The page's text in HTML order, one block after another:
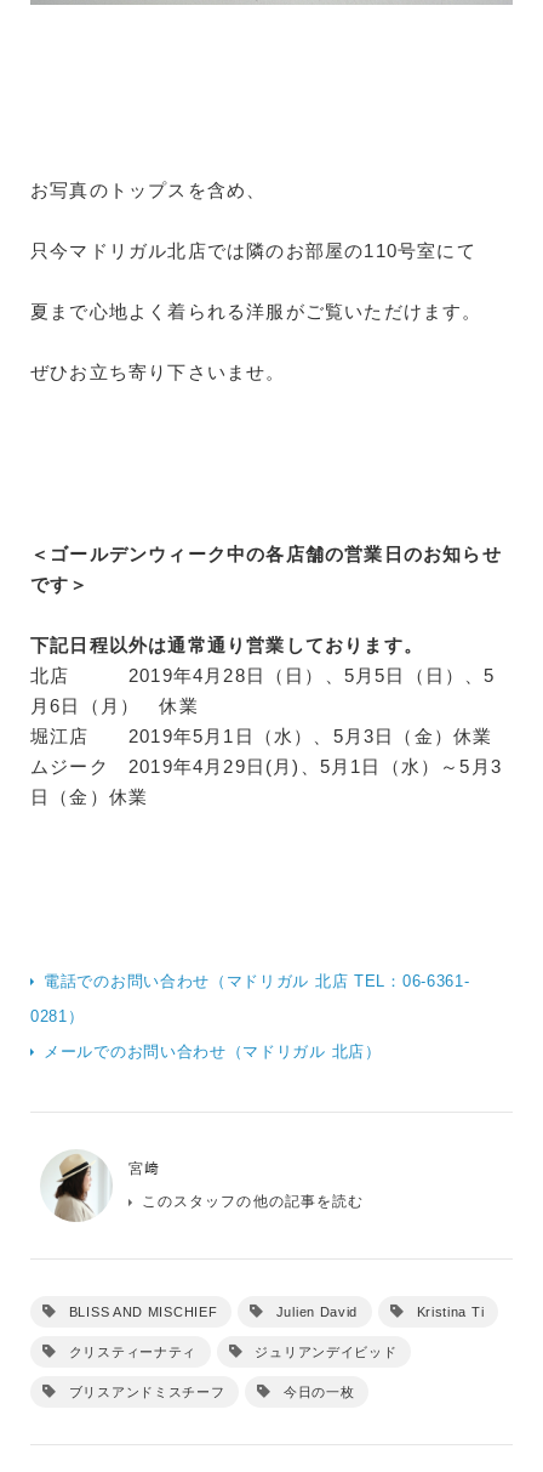
お写真のトップスを含め、
只今マドリガル北店では隣のお部屋の110号室にて
夏まで心地よく着られる洋服がご覧いただけます。
ぜひお立ち寄り下さいませ。
＜ゴールデンウィーク中の各店舗の営業日のお知らせ
です＞
下記日程以外は通常通り営業しております。
北店 2019年4月28日（日）、5月5日（日）、5
月6日（月） 休業
堀江店 2019年5月1日（水）、5月3日（金）休業
ムジーク 2019年4月29日(月)、5月1日（水）～5月3
日（金）休業
電話でのお問い合わせ（マドリガル 北店 TEL：06-6361-
0281）
メールでのお問い合わせ（マドリガル 北店）
宮﨑
このスタッフの他の記事を読む
BLISS AND MISCHIEF Julien David Kristina Ti
クリスティーナティ ジュリアンデイビッド
ブリスアンドミスチーフ 今日の一枚